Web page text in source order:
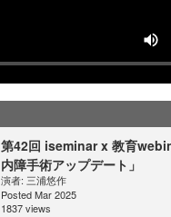
第42回 iseminar x 教育
内障手術アップデート」
演者: 三浦悠作
Posted Mar 2025
1837 views